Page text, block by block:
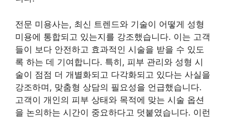
전문 미용사는, 최신 트렌드와 기술이 어떻게 성형
미용에 통합되고 있는지를 강조했습니다. 이는 고객
들이 보다 안전하고 효과적인 시술을 받을 수 있도
록 하는 데 기여합니다. 특히, 피부 관리와 성형 시
술이 점점 더 개별화되고 다각화되고 있다는 사실을
강조하며, 맞춤형 상담의 필요성을 언급했습니다.
고객이 개인의 피부 상태와 목적에 맞는 시술 옵션
을 논의하는 시간이 중요하다고 덧붙였습니다. 이런